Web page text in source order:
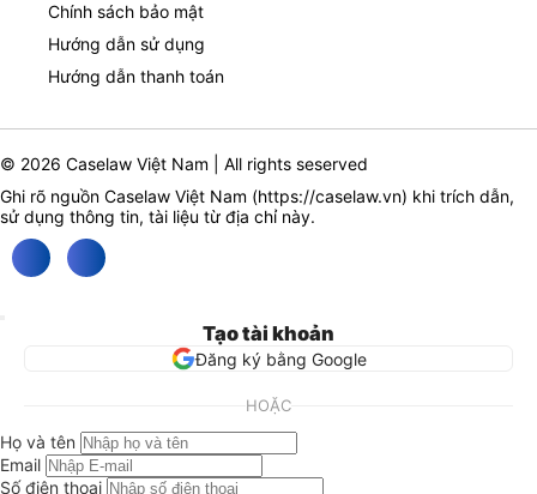
Chính sách bảo mật
Hướng dẫn sử dụng
Hướng dẫn thanh toán
© 2026 Caselaw Việt Nam | All rights seserved
Ghi rõ nguồn Caselaw Việt Nam (https://caselaw.vn) khi trích dẫn,
sử dụng thông tin, tài liệu từ địa chỉ này.
Tạo tài khoản
Đăng ký bằng Google
HOẶC
Họ và tên
Email
Số điện thoại